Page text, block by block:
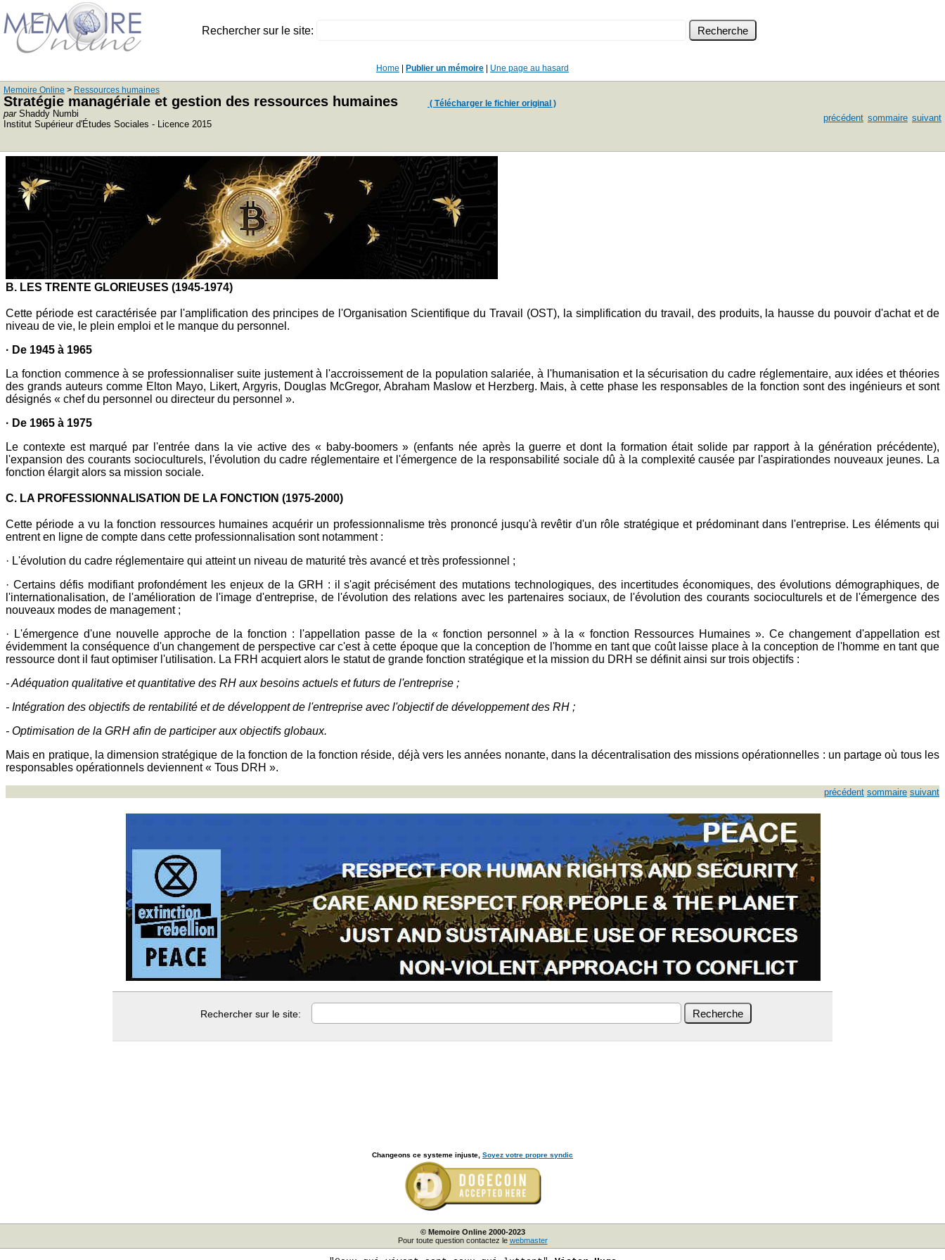
Rechercher sur le site:
Home Publier un mémoire Une page au hasard
Memoire Online > Ressources humaines
Stratégie managériale et gestion des ressources humaines ( Télécharger le fichier original )
parShaddy Numbi
Institut Supérieur d'Études Sociales - Licence 2015
précédent sommaire suivant
B. LES TRENTE GLORIEUSES (1945-1974)
Cette période est caractérisée par l'amplification des principes de l'Organisation Scientifique du Travail (OST), la simplification du travail, des produits, la hausse du pouvoir d'achat et de
niveau de vie, le plein emploi et le manque du personnel.
· De 1945 à 1965
La fonction commence à se professionnaliser suite justement à l'accroissement de la population salariée, à l'humanisation et la sécurisation du cadre réglementaire, aux idées et théories
des grands auteurs comme Elton Mayo, Likert, Argyris, Douglas McGregor, Abraham Maslow et Herzberg. Mais, à cette phase les responsables de la fonction sont des ingénieurs et sont
désignés « chef du personnel ou directeur du personnel ».
· De 1965 à 1975
Le contexte est marqué par l'entrée dans la vie active des « baby-boomers » (enfants née après la guerre et dont la formation était solide par rapport à la génération précédente),
l'expansion des courants socioculturels, l'évolution du cadre réglementaire et l'émergence de la responsabilité sociale dû à la complexité causée par l'aspirationdes nouveaux jeunes. La
fonction élargit alors sa mission sociale.
C. LA PROFESSIONNALISATION DE LA FONCTION (1975-2000)
Cette période a vu la fonction ressources humaines acquérir un professionnalisme très prononcé jusqu'à revêtir d'un rôle stratégique et prédominant dans l'entreprise. Les éléments qui
entrent en ligne de compte dans cette professionnalisation sont notamment :
· L'évolution du cadre réglementaire qui atteint un niveau de maturité très avancé et très professionnel ;
· Certains défis modifiant profondément les enjeux de la GRH : il s'agit précisément des mutations technologiques, des incertitudes économiques, des évolutions démographiques, de
l'internationalisation, de l'amélioration de l'image d'entreprise, de l'évolution des relations avec les partenaires sociaux, de l'évolution des courants socioculturels et de l'émergence des
nouveaux modes de management ;
· L'émergence d'une nouvelle approche de la fonction : l'appellation passe de la « fonction personnel » à la « fonction Ressources Humaines ». Ce changement d'appellation est
évidemment la conséquence d'un changement de perspective car c'est à cette époque que la conception de l'homme en tant que coût laisse place à la conception de l'homme en tant que
ressource dont il faut optimiser l'utilisation. La FRH acquiert alors le statut de grande fonction stratégique et la mission du DRH se définit ainsi sur trois objectifs :
- Adéquation qualitative et quantitative des RH aux besoins actuels et futurs de l'entreprise ;
- Intégration des objectifs de rentabilité et de développent de l'entreprise avec l'objectif de développement des RH ;
- Optimisation de la GRH afin de participer aux objectifs globaux.
Mais en pratique, la dimension stratégique de la fonction de la fonction réside, déjà vers les années nonante, dans la décentralisation des missions opérationnelles : un partage où tous les
responsables opérationnels deviennent « Tous DRH ».
précédent sommaire suivant
Rechercher sur le site:
Changeons ce systeme injuste, Soyez votre propre syndic
© Memoire Online 2000-2023
Pour toute question contactez le webmaster